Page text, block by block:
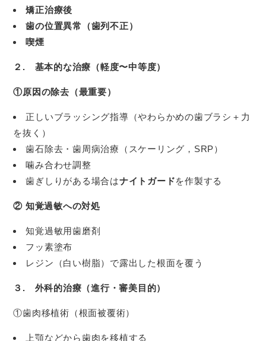
矯正治療後
歯の位置異常（歯列不正）
喫煙
２. 基本的な治療（軽度〜中等度）
①原因の除去（最重要）
正しいブラッシング指導（やわらかめの歯ブラシ＋力
を抜く）
歯石除去・歯周病治療（スケーリング，SRP）
噛み合わせ調整
歯ぎしりがある場合はナイトガードを作製する
② 知覚過敏への対処
知覚過敏用歯磨剤
フッ素塗布
レジン（白い樹脂）で露出した根面を覆う
３. 外科的治療（進行・審美目的）
①歯肉移植術（根面被覆術）
上顎などから歯肉を移植する